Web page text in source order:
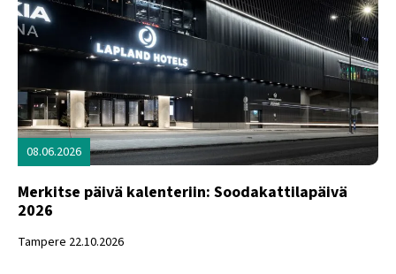
08.06.2026
Merkitse päivä kalenteriin: Soodakattilapäivä
2026
Tampere 22.10.2026